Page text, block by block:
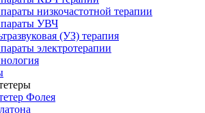
низкочастотной терапии
УВЧ
(УЗ) терапия
электротерапии
Фолея